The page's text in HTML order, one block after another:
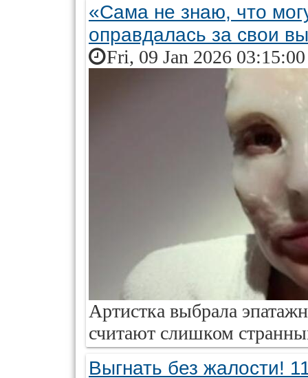
«Сама не знаю, что
оправдалась за свои
Fri, 09 Jan 2026
Артистка выбрала
считают слишком
Выгнать без жалости!